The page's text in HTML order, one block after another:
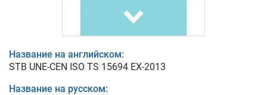
Название на английском:
STB UNE-CEN ISO TS 15694 EX-2013
Название на русском: